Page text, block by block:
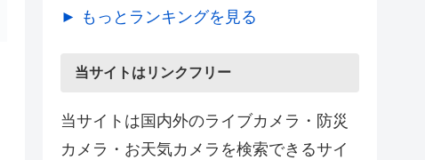
► もっとランキングを見る
当サイトはリンクフリー
当サイトは国内外のライブカメラ・防災
カメラ・お天気カメラを検索できるサイ